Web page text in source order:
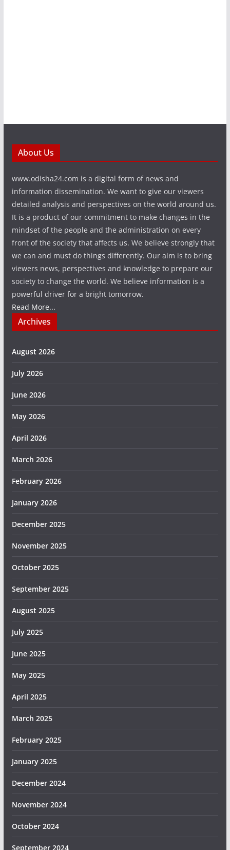
About Us
www.odisha24.com is a digital form of news and
information dissemination. We want to give our viewers
detailed analysis and perspectives on the world around us.
It is a product of our commitment to make changes in the
mindset of the people and the administration on every
front of the society that affects us. We believe strongly that
we can and must do things differently. Our aim is to bring
viewers news, perspectives and knowledge to prepare our
society to change the world. We believe information is a
powerful driver for a bright tomorrow.
Read More...
Archives
August 2026
July 2026
June 2026
May 2026
April 2026
March 2026
February 2026
January 2026
December 2025
November 2025
October 2025
September 2025
August 2025
July 2025
June 2025
May 2025
April 2025
March 2025
February 2025
January 2025
December 2024
November 2024
October 2024
September 2024